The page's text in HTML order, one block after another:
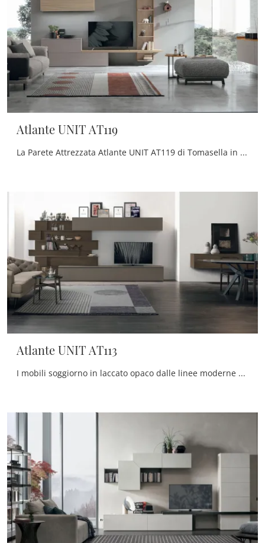
Atlante UNIT AT119
La Parete Attrezzata Atlante UNIT AT119 di Tomasella in foto ha grandi doti di componibilità e varie possibilità di caratterizzazione: scopri la ...
Atlante UNIT AT113
I mobili soggiorno in laccato opaco dalle linee moderne come il modello nella fotografia sono davvero polivalenti e capaci di progettare il soggiorno ...